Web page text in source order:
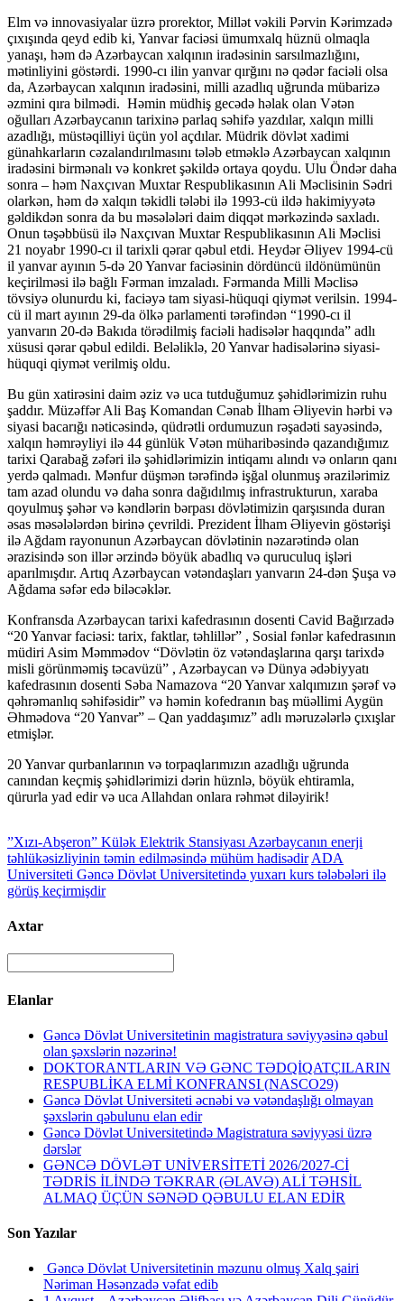
Elm və innovasiyalar üzrə prorektor, Millət vəkili Pərvin Kərimzadə
çıxışında qeyd edib ki, Yanvar faciəsi ümumxalq hüznü olmaqla
yanaşı, həm də Azərbaycan xalqının iradəsinin sarsılmazlığını,
mətinliyini göstərdi. 1990-cı ilin yanvar qırğını nə qədər faciəli olsa
da, Azərbaycan xalqının iradəsini, milli azadlıq uğrunda mübarizə
əzmini qıra bilmədi. Həmin müdhiş gecədə həlak olan Vətən
oğulları Azərbaycanın tarixinə parlaq səhifə yazdılar, xalqın milli
azadlığı, müstəqilliyi üçün yol açdılar. Müdrik dövlət xadimi
günahkarların cəzalandırılmasını tələb etməklə Azərbaycan xalqının
iradəsini birmənalı və konkret şəkildə ortaya qoydu. Ulu Öndər daha
sonra – həm Naxçıvan Muxtar Respublikasının Ali Məclisinin Sədri
olarkən, həm də xalqın təkidli tələbi ilə 1993-cü ildə hakimiyyətə
gəldikdən sonra da bu məsələləri daim diqqət mərkəzində saxladı.
Onun təşəbbüsü ilə Naxçıvan Muxtar Respublikasının Ali Məclisi
21 noyabr 1990-cı il tarixli qərar qəbul etdi. Heydər Əliyev 1994-cü
il yanvar ayının 5-də 20 Yanvar faciəsinin dördüncü ildönümünün
keçirilməsi ilə bağlı Fərman imzaladı. Fərmanda Milli Məclisə
tövsiyə olunurdu ki, faciəyə tam siyasi-hüquqi qiymət verilsin. 1994-
cü il mart ayının 29-da ölkə parlamenti tərəfindən “1990-cı il
yanvarın 20-də Bakıda törədilmiş faciəli hadisələr haqqında” adlı
xüsusi qərar qəbul edildi. Beləliklə, 20 Yanvar hadisələrinə siyasi-
hüquqi qiymət verilmiş oldu.
Bu gün xatirəsini daim əziz və uca tutduğumuz şəhidlərimizin ruhu
şaddır. Müzəffər Ali Baş Komandan Cənab İlham Əliyevin hərbi və
siyasi bacarığı nəticəsində, qüdrətli ordumuzun rəşadəti sayəsində,
xalqın həmrəyliyi ilə 44 günlük Vətən müharibəsində qazandığımız
tarixi Qarabağ zəfəri ilə şəhidlərimizin intiqamı alındı və onların qanı
yerdə qalmadı. Mənfur düşmən tərəfində işğal olunmuş ərazilərimiz
tam azad olundu və daha sonra dağıdılmış infrastrukturun, xaraba
qoyulmuş şəhər və kəndlərin bərpası dövlətimizin qarşısında duran
əsas məsələlərdən birinə çevrildi. Prezident İlham Əliyevin göstərişi
ilə Ağdam rayonunun Azərbaycan dövlətinin nəzarətində olan
ərazisində son illər ərzində böyük abadlıq və quruculuq işləri
aparılmışdır. Artıq Azərbaycan vətəndaşları yanvarın 24-dən Şuşa və
Ağdama səfər edə biləcəklər.
Konfransda Azərbaycan tarixi kafedrasının dosenti Cavid Bağırzadə
“20 Yanvar faciəsi: tarix, faktlar, təhlillər” , Sosial fənlər kafedrasının
müdiri Asim Məmmədov “Dövlətin öz vətəndaşlarına qarşı tarixdə
misli görünməmiş təcavüzü” , Azərbaycan və Dünya ədəbiyyatı
kafedrasının dosenti Səba Namazova “20 Yanvar xalqımızın şərəf və
qəhrəmanlıq səhifəsidir” və həmin kofedranın baş müəllimi Aygün
Əhmədova “20 Yanvar” – Qan yaddaşımız” adlı məruzələrlə çıxışlar
etmişlər.
20 Yanvar qurbanlarının və torpaqlarımızın azadlığı uğrunda
canından keçmiş şəhidlərimizi dərin hüznlə, böyük ehtiramla,
qürurla yad edir və uca Allahdan onlara rəhmət diləyirik!
”Xızı-Abşeron” Külək Elektrik Stansiyası Azərbaycanın enerji
təhlükəsizliyinin təmin edilməsində mühüm hadisədir ADA
Universiteti Gəncə Dövlət Universitetində yuxarı kurs tələbələri ilə
görüş keçirmişdir
Axtar
Elanlar
Gəncə Dövlət Universitetinin magistratura səviyyəsinə qəbul
olan şəxslərin nəzərinə!
DOKTORANTLARIN VƏ GƏNC TƏDQİQATÇILARIN
RESPUBLİKA ELMİ KONFRANSI (NASCO29)
Gəncə Dövlət Universiteti əcnəbi və vətəndaşlığı olmayan
şəxslərin qəbulunu elan edir
Gəncə Dövlət Universitetində Magistratura səviyyəsi üzrə
dərslər
GƏNCƏ DÖVLƏT UNİVERSİTETİ 2026/2027-Cİ
TƏDRİS İLİNDƏ TƏKRAR (ƏLAVƏ) ALİ TƏHSİL
ALMAQ ÜÇÜN SƏNƏD QƏBULU ELAN EDİR
Son Yazılar
Gəncə Dövlət Universitetinin məzunu olmuş Xalq şairi
Nəriman Həsənzadə vəfat edib